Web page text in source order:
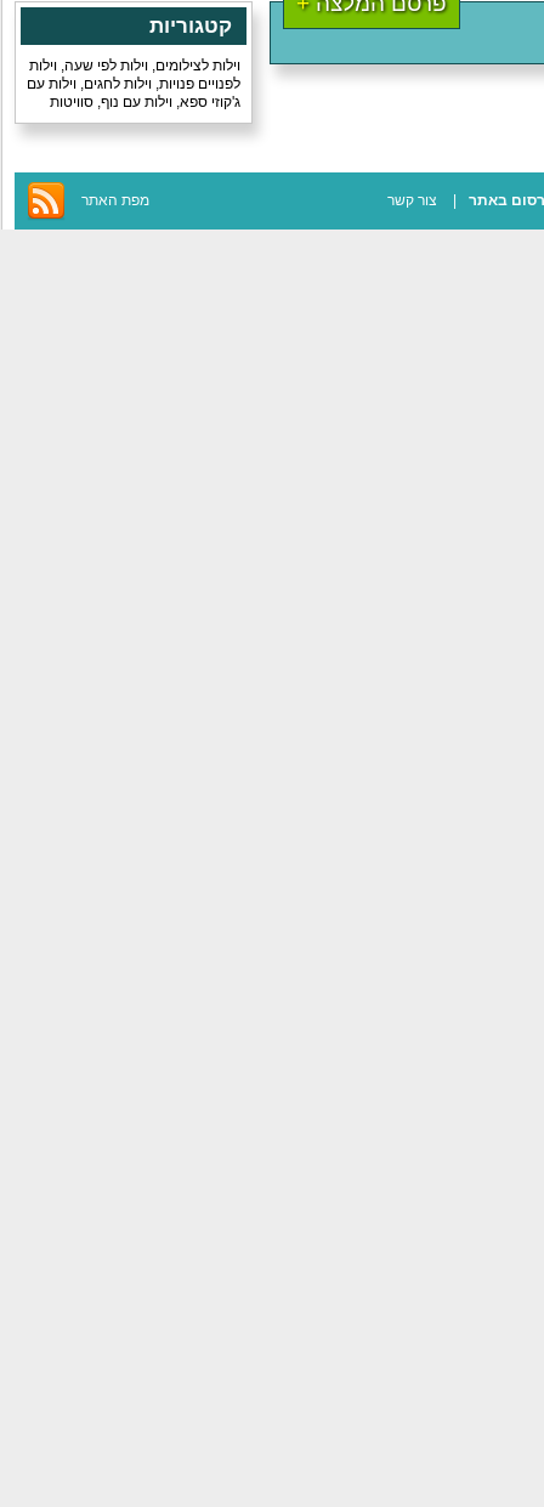
קטגוריות
וילות לצילומים, וילות לפי שעה, וילות
לפנויים פנויות, וילות לחגים, וילות עם
ג'קוזי ספא, וילות עם נוף, סוויטות
באתר צור קשר מפת האתר